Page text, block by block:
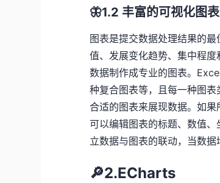
🦋1.2 丰富的可视化图表
图表是提交数据处理结果的
值、发展变化趋势、集中程
数据制作成专业的图表。
种复合图表等，且每一种图
合适的图表来展现数据。如
可以编辑图表的标题、数值
立数据与图表的联动，当数据
🔎2.ECharts